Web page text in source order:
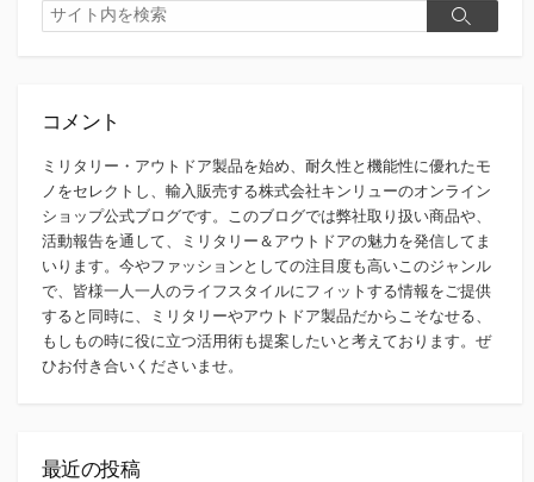
検
索
検
コメント
ミリタリー・アウトドア製品を始め、耐久性と機能性に優れたモ
ノをセレクトし、輸入販売する株式会社キンリューのオンライン
ショップ公式ブログです。このブログでは弊社取り扱い商品や、
活動報告を通して、ミリタリー＆アウトドアの魅力を発信してま
いります。今やファッションとしての注目度も高いこのジャンル
で、皆様一人一人のライフスタイルにフィットする情報をご提供
すると同時に、ミリタリーやアウトドア製品だからこそなせる、
もしもの時に役に立つ活用術も提案したいと考えております。ぜ
ひお付き合いくださいませ。
最近の投稿